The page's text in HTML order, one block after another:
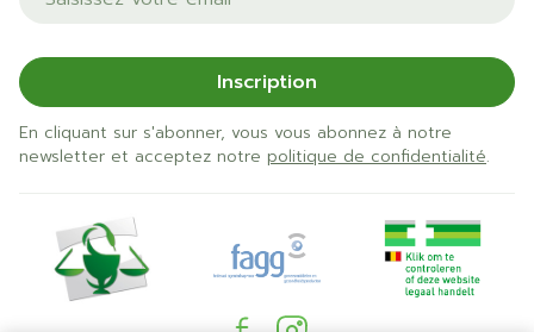
Inscription
En cliquant sur s'abonner, vous vous abonnez à notre
newsletter et acceptez notre politique de confidentialité.